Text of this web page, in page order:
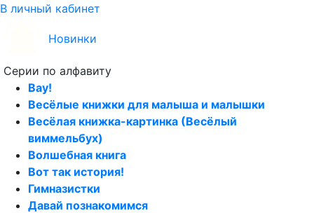
В личный кабинет
Новинки
Серии по алфавиту
Вау!
Весёлые книжки для малыша и малышки
Весёлая книжка-картинка (Весёлый
виммельбух)
Волшебная книга
Вот так история!
Гимназистки
Давай познакомимся